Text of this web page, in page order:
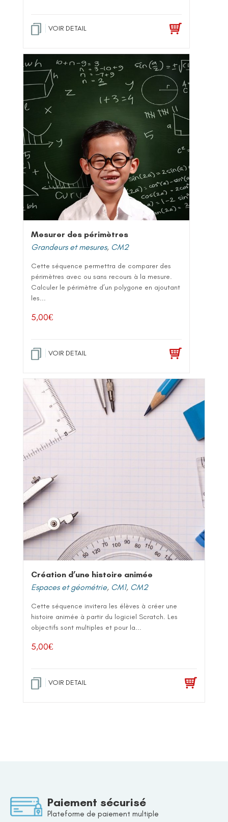
VOIR DETAIL
Mesurer des périmètres
Grandeurs et mesures, CM2
Cette séquence permettra de comparer des
périmètres avec ou sans recours à la mesure.
Calculer le périmètre d’un polygone en ajoutant
les...
5,00€
VOIR DETAIL
Création d’une histoire animée
Espaces et géométrie, CM1, CM2
Cette séquence invitera les élèves à créer une
histoire animée à partir du logiciel Scratch. Les
objectifs sont multiples et pour la...
5,00€
VOIR DETAIL
Paiement sécurisé
Plateforme de paiement multiple